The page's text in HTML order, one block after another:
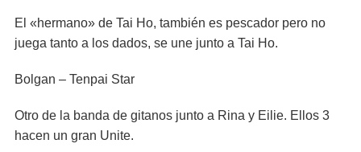
El «hermano» de Tai Ho, también es pescador pero no
juega tanto a los dados, se une junto a Tai Ho.
Bolgan – Tenpai Star
Otro de la banda de gitanos junto a Rina y Eilie. Ellos 3
hacen un gran Unite.